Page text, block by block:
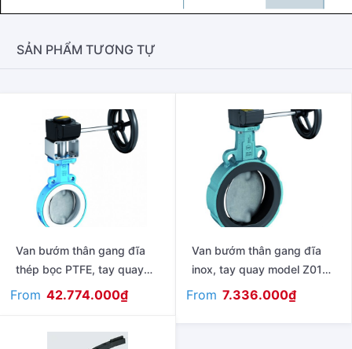
SẢN PHẨM TƯƠNG TỰ
Van bướm thân gang đĩa
thép bọc PTFE, tay quay
model T211-A
From 42.774.000₫
Van bướm thân gang đĩa
inox, tay quay model Z011-
A
From 7.336.000₫